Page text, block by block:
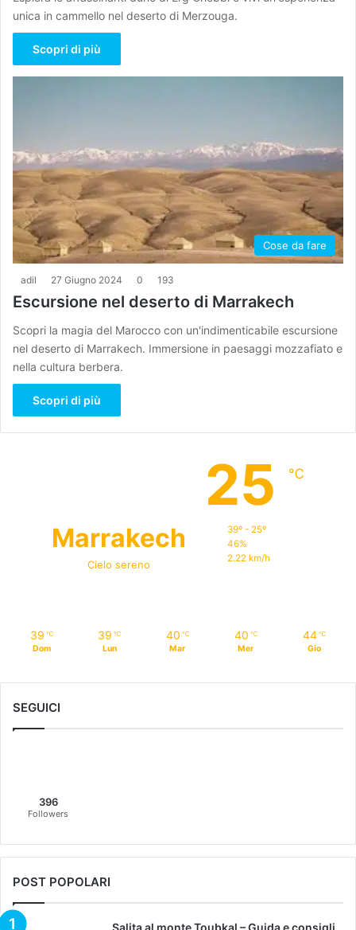
unica in cammello nel deserto di Merzouga.
Scopri di più
Cose da fare
adil 27 Giugno 2024 0 193
Escursione nel deserto di Marrakech
Scopri la magia del Marocco con un'indimenticabile escursione
nel deserto di Marrakech. Immersione in paesaggi mozzafiato e
nella cultura berbera.
Scopri di più
Marrakech
Cielo sereno
25 ℃
39º - 25º
46%
2.22 km/h
39 ℃
Dom
39 ℃
Lun
40 ℃
Mar
40 ℃
Mer
44 ℃
Gio
SEGUICI
396
Followers
POST POPOLARI
Salita al monte Toubkal – Guida e consigli